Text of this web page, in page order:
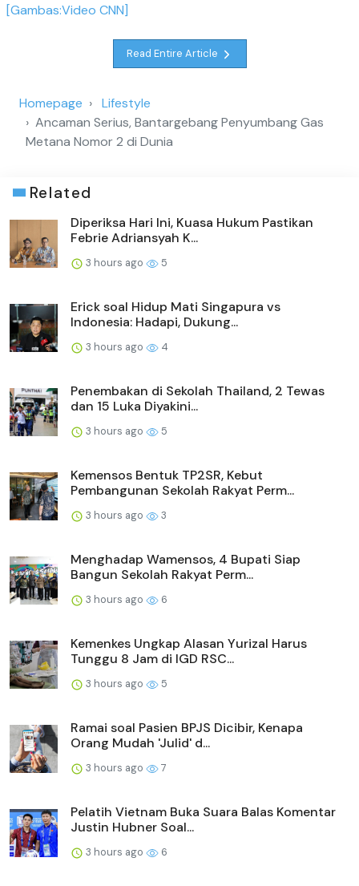
[Gambas:Video CNN]
Read Entire Article
Homepage
Lifestyle
Ancaman Serius, Bantargebang Penyumbang Gas
Metana Nomor 2 di Dunia
Related
Diperiksa Hari Ini, Kuasa Hukum Pastikan
Febrie Adriansyah K...
3 hours ago 5
Erick soal Hidup Mati Singapura vs
Indonesia: Hadapi, Dukung...
3 hours ago 4
Penembakan di Sekolah Thailand, 2 Tewas
dan 15 Luka Diyakini...
3 hours ago 5
Kemensos Bentuk TP2SR, Kebut
Pembangunan Sekolah Rakyat Perm...
3 hours ago 3
Menghadap Wamensos, 4 Bupati Siap
Bangun Sekolah Rakyat Perm...
3 hours ago 6
Kemenkes Ungkap Alasan Yurizal Harus
Tunggu 8 Jam di IGD RSC...
3 hours ago 5
Ramai soal Pasien BPJS Dicibir, Kenapa
Orang Mudah 'Julid' d...
3 hours ago 7
Pelatih Vietnam Buka Suara Balas Komentar
Justin Hubner Soal...
3 hours ago 6